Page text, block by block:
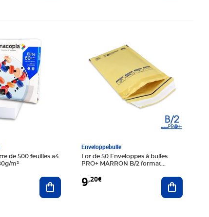
de 500 feuilles a4
m²
Ajouter au panier
Enveloppebulle
Lot de 50 Enveloppes à bulles
PRO+ MARRON B/2 format
9,20€ Ajouter